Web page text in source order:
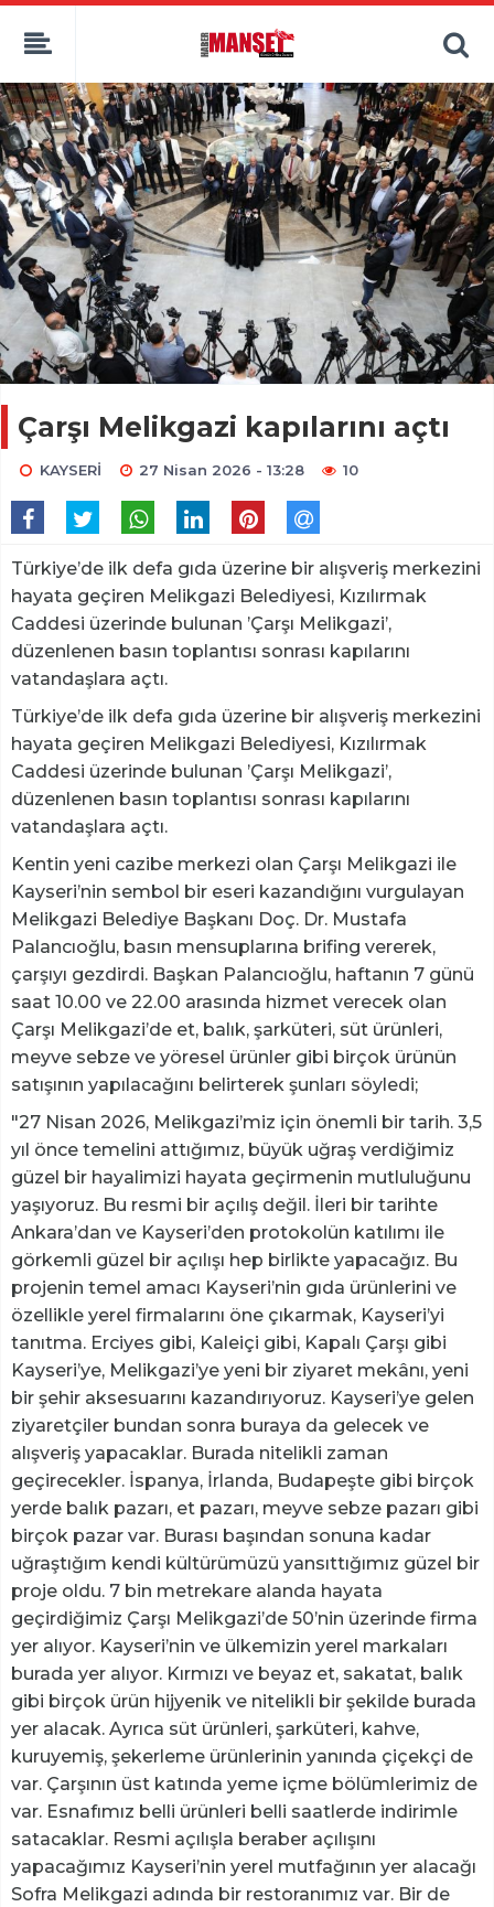
Çarşı Melikgazi kapılarını açtı
KAYSERİ 27 Nisan 2026 - 13:28 10
Türkiye’de ilk defa gıda üzerine bir alışveriş merkezini
hayata geçiren Melikgazi Belediyesi, Kızılırmak
Caddesi üzerinde bulunan ’Çarşı Melikgazi’,
düzenlenen basın toplantısı sonrası kapılarını
vatandaşlara açtı.
Türkiye’de ilk defa gıda üzerine bir alışveriş merkezini
hayata geçiren Melikgazi Belediyesi, Kızılırmak
Caddesi üzerinde bulunan ’Çarşı Melikgazi’,
düzenlenen basın toplantısı sonrası kapılarını
vatandaşlara açtı.
Kentin yeni cazibe merkezi olan Çarşı Melikgazi ile
Kayseri’nin sembol bir eseri kazandığını vurgulayan
Melikgazi Belediye Başkanı Doç. Dr. Mustafa
Palancıoğlu, basın mensuplarına brifing vererek,
çarşıyı gezdirdi. Başkan Palancıoğlu, haftanın 7 günü
saat 10.00 ve 22.00 arasında hizmet verecek olan
Çarşı Melikgazi’de et, balık, şarküteri, süt ürünleri,
meyve sebze ve yöresel ürünler gibi birçok ürünün
satışının yapılacağını belirterek şunları söyledi;
"27 Nisan 2026, Melikgazi’miz için önemli bir tarih. 3,5
yıl önce temelini attığımız, büyük uğraş verdiğimiz
güzel bir hayalimizi hayata geçirmenin mutluluğunu
yaşıyoruz. Bu resmi bir açılış değil. İleri bir tarihte
Ankara’dan ve Kayseri’den protokolün katılımı ile
görkemli güzel bir açılışı hep birlikte yapacağız. Bu
projenin temel amacı Kayseri’nin gıda ürünlerini ve
özellikle yerel firmalarını öne çıkarmak, Kayseri’yi
tanıtma. Erciyes gibi, Kaleiçi gibi, Kapalı Çarşı gibi
Kayseri’ye, Melikgazi’ye yeni bir ziyaret mekânı, yeni
bir şehir aksesuarını kazandırıyoruz. Kayseri’ye gelen
ziyaretçiler bundan sonra buraya da gelecek ve
alışveriş yapacaklar. Burada nitelikli zaman
geçirecekler. İspanya, İrlanda, Budapeşte gibi birçok
yerde balık pazarı, et pazarı, meyve sebze pazarı gibi
birçok pazar var. Burası başından sonuna kadar
uğraştığım kendi kültürümüzü yansıttığımız güzel bir
proje oldu. 7 bin metrekare alanda hayata
geçirdiğimiz Çarşı Melikgazi’de 50’nin üzerinde firma
yer alıyor. Kayseri’nin ve ülkemizin yerel markaları
burada yer alıyor. Kırmızı ve beyaz et, sakatat, balık
gibi birçok ürün hijyenik ve nitelikli bir şekilde burada
yer alacak. Ayrıca süt ürünleri, şarküteri, kahve,
kuruyemiş, şekerleme ürünlerinin yanında çiçekçi de
var. Çarşının üst katında yeme içme bölümlerimiz de
var. Esnafımız belli ürünleri belli saatlerde indirimle
satacaklar. Resmi açılışla beraber açılışını
yapacağımız Kayseri’nin yerel mutfağının yer alacağı
Sofra Melikgazi adında bir restoranımız var. Bir de